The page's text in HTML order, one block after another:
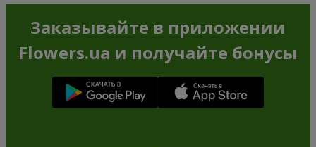
Заказывайте в приложении
Flowers.ua и получайте бонусы